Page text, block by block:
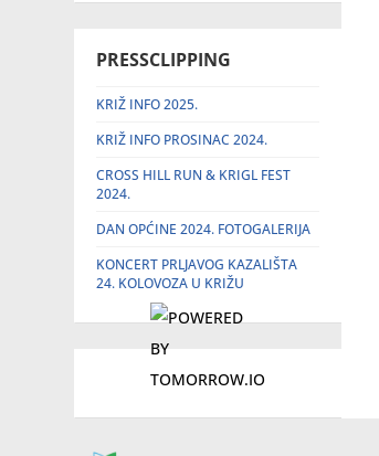
PRESSCLIPPING
KRIŽ INFO 2025.
KRIŽ INFO PROSINAC 2024.
CROSS HILL RUN & KRIGL FEST
2024.
DAN OPĆINE 2024. FOTOGALERIJA
KONCERT PRLJAVOG KAZALIŠTA
24. KOLOVOZA U KRIŽU